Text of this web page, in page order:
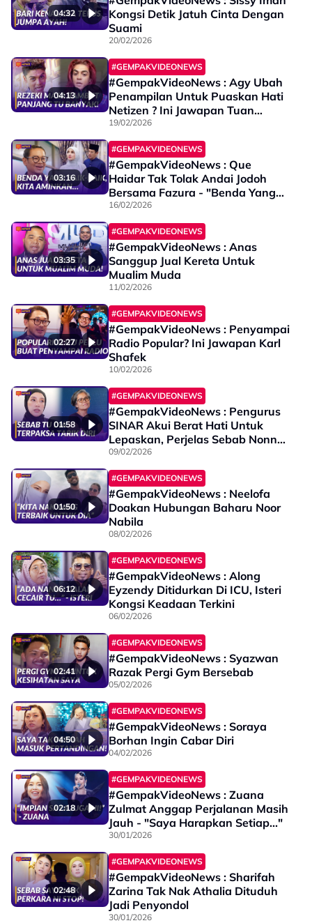
04:32
Kongsi Detik Jatuh Cinta Dengan
Suami
20/02/2026
04:13
#GEMPAKVIDEONEWS
#GempakVideoNews : Agy Ubah
Penampilan Untuk Puaskan Hati
Netizen ? Ini Jawapan Tuan
Badan
19/02/2026
03:16
#GEMPAKVIDEONEWS
#GempakVideoNews : Que
Haidar Tak Tolak Andai Jodoh
Bersama Fazura - "Benda Yang
Baik-Baik kita Aminkan..."
16/02/2026
03:35
#GEMPAKVIDEONEWS
#GempakVideoNews : Anas
Sanggup Jual Kereta Untuk
Mualim Muda
11/02/2026
02:27
#GEMPAKVIDEONEWS
#GempakVideoNews : Penyampai
Radio Popular? Ini Jawapan Karl
Shafek
10/02/2026
01:58
#GEMPAKVIDEONEWS
#GempakVideoNews : Pengurus
SINAR Akui Berat Hati Untuk
Lepaskan, Perjelas Sebab Nonna
Freshies Tarik Diri
09/02/2026
01:50
#GEMPAKVIDEONEWS
#GempakVideoNews : Neelofa
Doakan Hubungan Baharu Noor
Nabila
08/02/2026
06:12
#GEMPAKVIDEONEWS
#GempakVideoNews : Along
Eyzendy Ditidurkan Di ICU, Isteri
Kongsi Keadaan Terkini
06/02/2026
02:41
#GEMPAKVIDEONEWS
#GempakVideoNews : Syazwan
Razak Pergi Gym Bersebab
05/02/2026
04:50
#GEMPAKVIDEONEWS
#GempakVideoNews : Soraya
Borhan Ingin Cabar Diri
04/02/2026
02:18
#GEMPAKVIDEONEWS
#GempakVideoNews : Zuana
Zulmat Anggap Perjalanan Masih
Jauh - "Saya Harapkan Setiap..."
30/01/2026
02:48
#GEMPAKVIDEONEWS
#GempakVideoNews : Sharifah
Zarina Tak Nak Athalia Dituduh
Jadi Penyondol
30/01/2026